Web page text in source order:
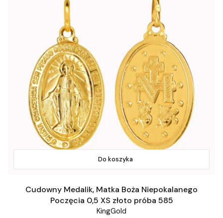
Do koszyka
Cudowny Medalik, Matka Boża Niepokalanego
Poczęcia 0,5 XS złoto próba 585
KingGold